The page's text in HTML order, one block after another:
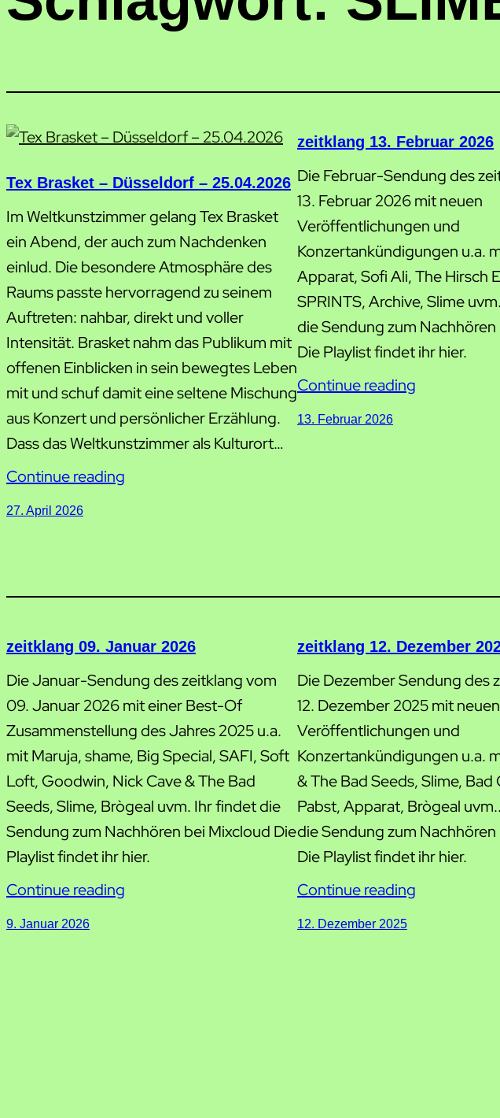
Tex Brasket – Düsseldorf – 25.04.2026
Im Weltkunstzimmer gelang Tex Brasket
ein Abend, der auch zum Nachdenken
einlud. Die besondere Atmosphäre des
Raums passte hervorragend zu seinem
Auftreten: nahbar, direkt und voller
Intensität. Brasket nahm das Publikum mit
offenen Einblicken in sein bewegtes Leben
mit und schuf damit eine seltene Mischung
aus Konzert und persönlicher Erzählung.
Dass das Weltkunstzimmer als Kulturort…
Continue reading
27. April 2026
zeitklang 13. Februar 2026
Die Februar-Sendung des
13. Februar 2026 mit neuen
Veröffentlichungen und
Konzertankündigungen u.a.
Apparat, Sofi Ali, The Hirsch
SPRINTS, Archive, Slime
die Sendung zum
Die Playlist findet ihr hier.
Continue reading
13. Februar 2026
zeitklang 09. Januar 2026
Die Januar-Sendung des zeitklang vom
09. Januar 2026 mit einer Best-Of
Zusammenstellung des Jahres 2025 u.a.
mit Maruja, shame, Big Special, SAFI, Soft
Loft, Goodwin, Nick Cave & The Bad
Seeds, Slime, Brògeal uvm. Ihr findet die
Sendung zum Nachhören bei Mixcloud Die
Playlist findet ihr hier.
Continue reading
9. Januar 2026
zeitklang 12. Dezember
Die Dezember Sendung des
12. Dezember 2025 mit neuen
Veröffentlichungen und
Konzertankündigungen u.a.
& The Bad Seeds, Slime, Bad
Pabst, Apparat, Brògeal
die Sendung zum
Die Playlist findet ihr hier.
Continue reading
12. Dezember 2025